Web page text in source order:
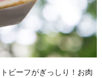
ビーフがぎっしり！お肉